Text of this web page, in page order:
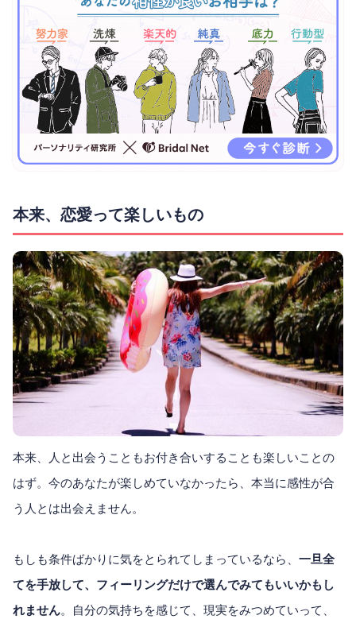
本来、恋愛って楽しいもの
本来、人と出会うこともお付き合いすることも楽しいことの
はず。今のあなたが楽しめていなかったら、本当に感性が合
う人とは出会えません。
もしも条件ばかりに気をとられてしまっているなら、 一旦全
てを手放して、フィーリングだけで選んでみてもいいかもし
れません。自分の気持ちを感じて、現実をみつめていって、